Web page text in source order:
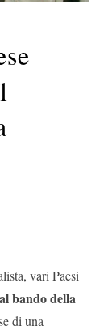
vari Paesi
bando della
di una